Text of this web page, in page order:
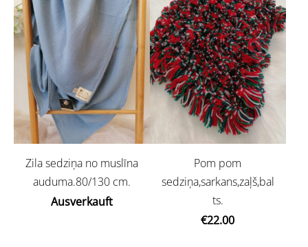
Zila sedziņa no muslīna
auduma.80/130 cm.
Ausverkauft
Pom pom
sedziņa,sarkans,zaļš,bal
ts.
€22.00